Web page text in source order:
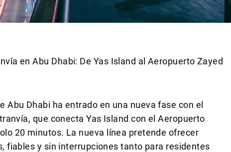
en Abu Dhabi: De Yas Island al Aeropuerto Zayed
Abu Dhabi ha entrado en una nueva fase con el
que conecta Yas Island con el Aeropuerto
20 minutos. La nueva línea pretende ofrecer
fiables y sin interrupciones tanto para residentes